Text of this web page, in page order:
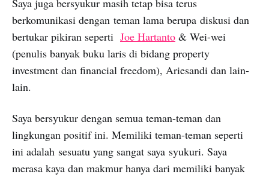
Saya juga bersyukur masih tetap bisa terus
berkomunikasi dengan teman lama berupa diskusi dan
bertukar pikiran seperti Joe Hartanto & Wei-wei
(penulis banyak buku laris di bidang property
investment dan financial freedom), Ariesandi dan lain-
lain.
Saya bersyukur dengan semua teman-teman dan
lingkungan positif ini. Memiliki teman-teman seperti
ini adalah sesuatu yang sangat saya syukuri. Saya
merasa kaya dan makmur hanya dari memiliki banyak